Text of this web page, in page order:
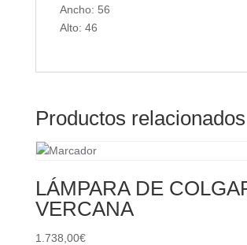
Ancho: 56
Alto: 46
Productos relacionados
LÁMPARA DE
VERCANA
1.738,00€